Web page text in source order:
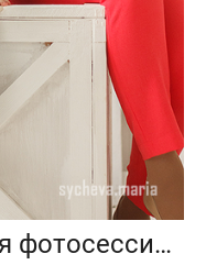
Семейная пасхальная фотосессия в студии с цыплятами